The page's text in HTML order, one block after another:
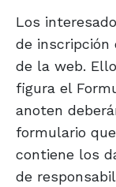
Los
de inscripción
de la web.
figura el
anoten
formulario
contiene los
de